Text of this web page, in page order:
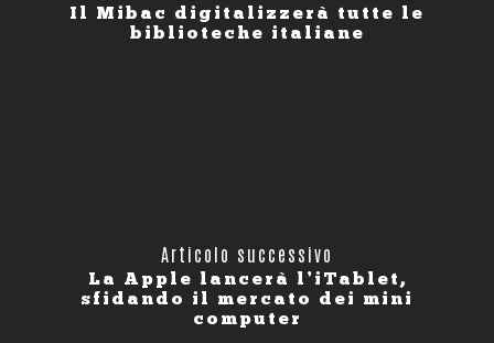
Il Mibac digitalizzerà tutte le
biblioteche italiane
Articolo successivo
La Apple lancerà l’iTablet,
sfidando il mercato dei mini
computer